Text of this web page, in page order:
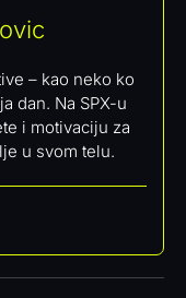
– kao neko ko
dan. Na SPX-u
i motivaciju za
u svom telu.